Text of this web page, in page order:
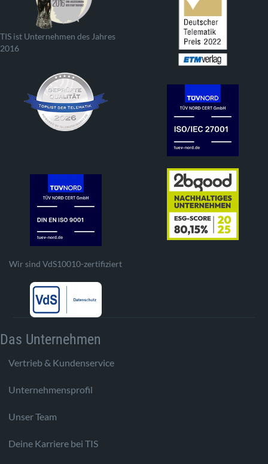
TIS ist Unternehmen des Jahres
2016
Wir sind VdS10010-zertifiziert
Das Unternehmen
Vertrieb & Kundenservice
Unternehmensprofil
Unser Team
Deine Karriere bei TIS